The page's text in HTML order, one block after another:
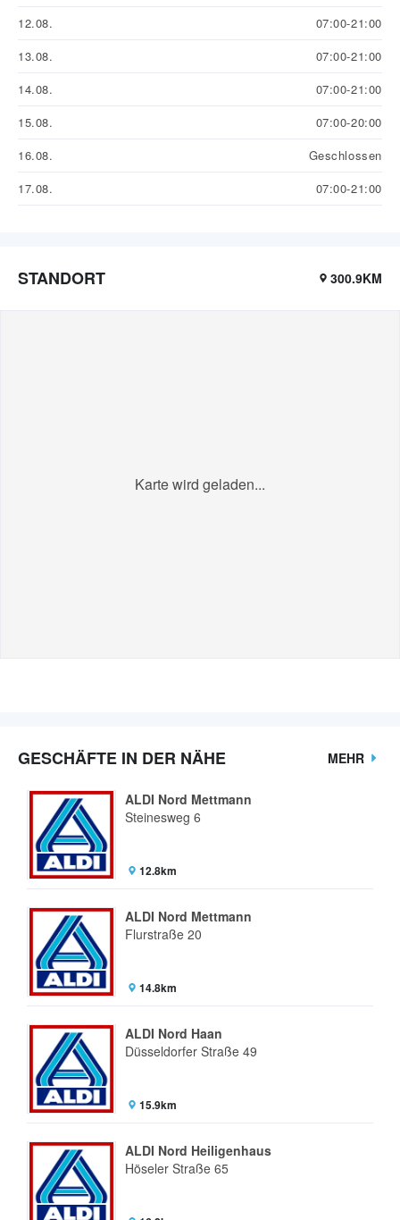
12.08.
07:00-21:00
13.08.
07:00-21:00
14.08.
07:00-21:00
15.08.
07:00-20:00
16.08.
Geschlossen
17.08.
07:00-21:00
STANDORT 300.9KM
Karte wird geladen...
GESCHÄFTE IN DER NÄHE MEHR
ALDI Nord Mettmann
Steinesweg 6
12.8km
ALDI Nord Mettmann
Flurstraße 20
14.8km
ALDI Nord Haan
Düsseldorfer Straße 49
15.9km
ALDI Nord Heiligenhaus
Höseler Straße 65